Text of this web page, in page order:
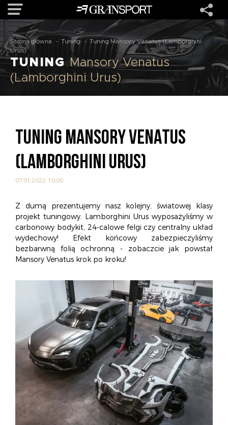
OFERTA
MARKI
O NAS
KONTAKT
OFERTA BLOG ZOSTAŃ PARTNEREM
Strona główna - Tuning - Tuning Mansory Venatus (Lamborghini
Urus)
TUNING
Mansory Venatus
(Lamborghini Urus)
TUNING MANSORY VENATUS
(LAMBORGHINI URUS)
07.01.2022 10:00
Z dumą prezentujemy nasz kolejny, światowej klasy
projekt tuningowy. Lamborghini Urus wyposażyliśmy w
carbonowy bodykit, 24-calowe felgi czy centralny układ
wydechowy! Efekt końcowy zabezpieczyliśmy
bezbarwną folią ochronną - zobaczcie jak powstał
Mansory Venatus krok po kroku!